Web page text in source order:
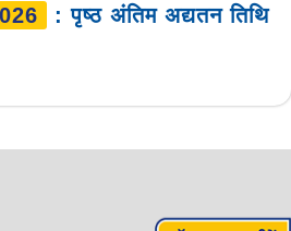
: पृष्ठ अंतिम अद्यतन तिथि